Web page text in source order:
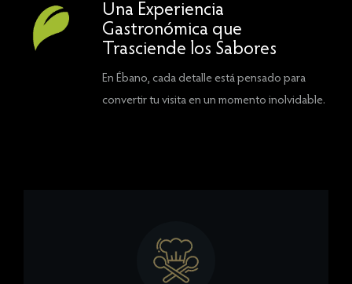
Una Experiencia
Gastronómica que
Trasciende los Sabores
En Ébano, cada detalle está pensado para
convertir tu visita en un momento inolvidable.